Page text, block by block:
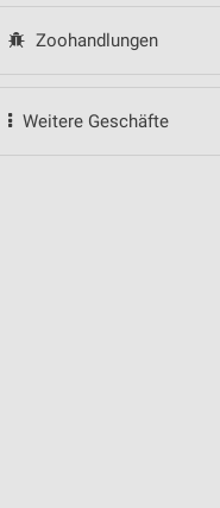
Zoohandlungen
Weitere Geschäfte